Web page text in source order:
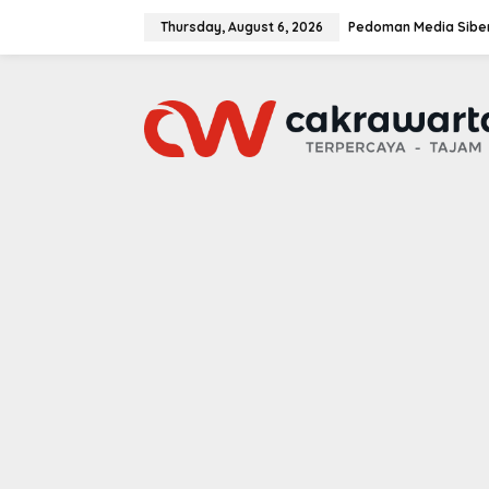
Thursday, August 6, 2026 Pedoman Media